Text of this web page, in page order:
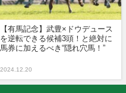
【有馬記念】武豊×ドウデュース
を逆転できる候補3頭！と絶対に
馬券に加えるべき“隠れ穴馬！”
2024.12.20